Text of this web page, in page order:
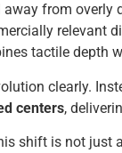
from
relevant
tactile depth
clearly.
centers,
shift is not